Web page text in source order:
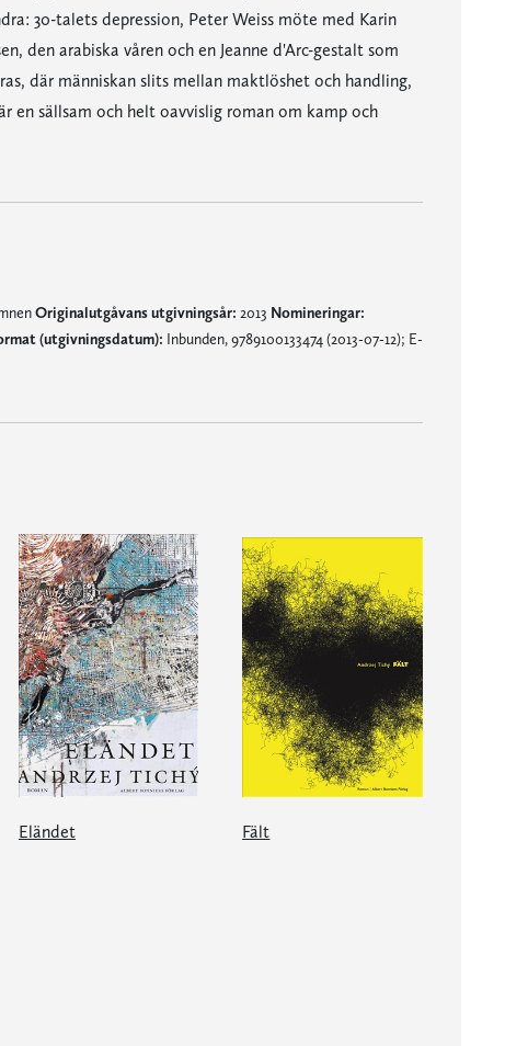
30-talets depression, Peter Weiss möte med Karin
den arabiska våren och en Jeanne d'Arc-gestalt som
där människan slits mellan maktlöshet och handling,
en sällsam och helt oavvislig roman om kamp och
Originalutgåvans utgivningsår: 2013 Nomineringar:
(utgivningsdatum): Inbunden, 9789100133474 (2013-07-12); E-
Eländet Fält